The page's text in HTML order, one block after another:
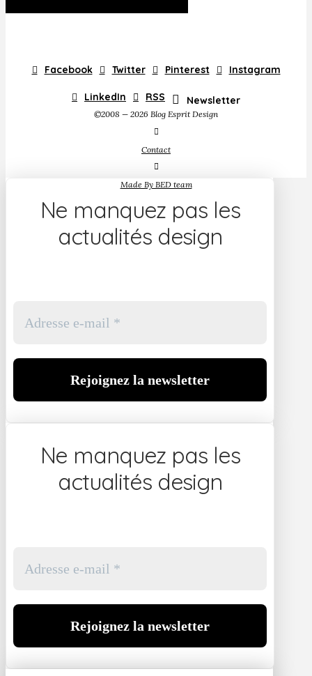
Facebook Twitter Pinterest Instagram
LinkedIn RSS Newsletter
©2008 — 2026 Blog Esprit Design
Contact
Made By BED team
Ne manquez pas les
actualités design
Ne manquez pas les
actualités design